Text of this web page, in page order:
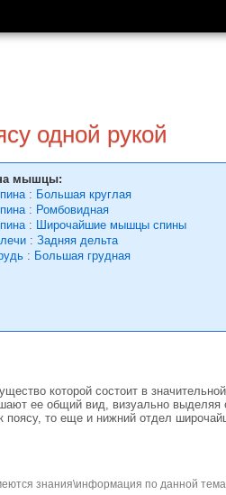
одной рукой
мышцы:
: Большая круглая
: Ромбовидная
: Широчайшие мышцы спины
: Задняя дельта
: Большая грудная
которой состоит в
ее общий вид, визуально
то еще и нижний отдел
знания\информация по данной